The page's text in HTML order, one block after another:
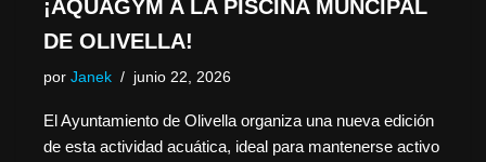
¡AQUAGYM A LA PISCINA MUNCIPAL
DE OLIVELLA!
por Janek junio 22, 2026
El Ayuntamiento de Olivella organiza una nueva edición
de esta actividad acuática, ideal para mantenerse activo